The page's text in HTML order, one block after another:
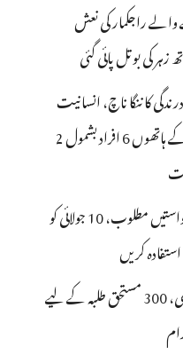
کا قتل کرنے والے راجکمار کی نعش
کی بوتل پائی گئی
کا ننگا ناچ، انسانیت
شرمسار ، پو کسو کیس کے ملزم راجکمار کے ہاتھوں 6 افراد بشمول 2
اپولو فارمیسی میں ملازمتوں کے لیے درخواستیں مطلوب، 10 جولائی کو
کریں
شادی کے غیر ضروری اخراجات میں کمی، 300 مستحق طلبہ کے لیے